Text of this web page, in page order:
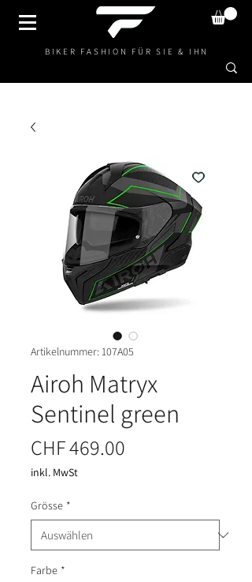
BIKER FASHION FÜR SIE & IHN
Artikelnummer: 107A05
Airoh Matryx
Sentinel green
CHF 469.00
inkl. MwSt
Grösse *
Farbe *